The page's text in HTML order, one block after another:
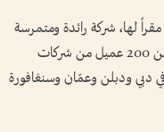
لها، شركة رائدة ومتمرسة
في إدارة أصول الطائرات وتقدم خدماتها لأكثر من 200 عميل من شركات
عن 80 دولة عبر 6 مكاتب في دبي ودبلن وعمّان وسنغافورة